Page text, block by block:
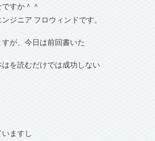
すか＾＾
ジニア フロウィンドです。
が、今日は前回書いた
を読むだけでは成功しない
ますし